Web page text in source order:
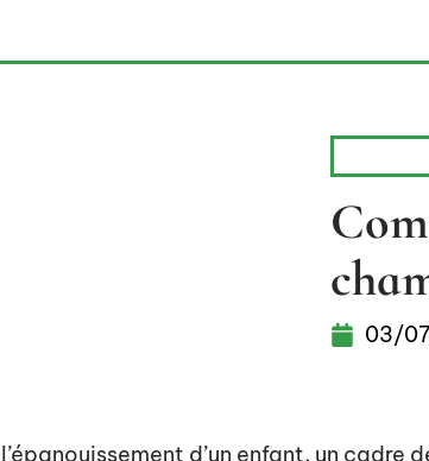
03/
d’un enfant, un cadre